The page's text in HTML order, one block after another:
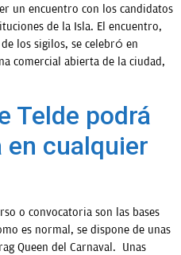
un encuentro con los candidatos
de la Isla. El encuentro,
los sigilos, se celebró en
comercial abierta de la ciudad,
Telde podrá
en cualquier
o convocatoria son las bases
es normal, se dispone de unas
Queen del Carnaval. Unas